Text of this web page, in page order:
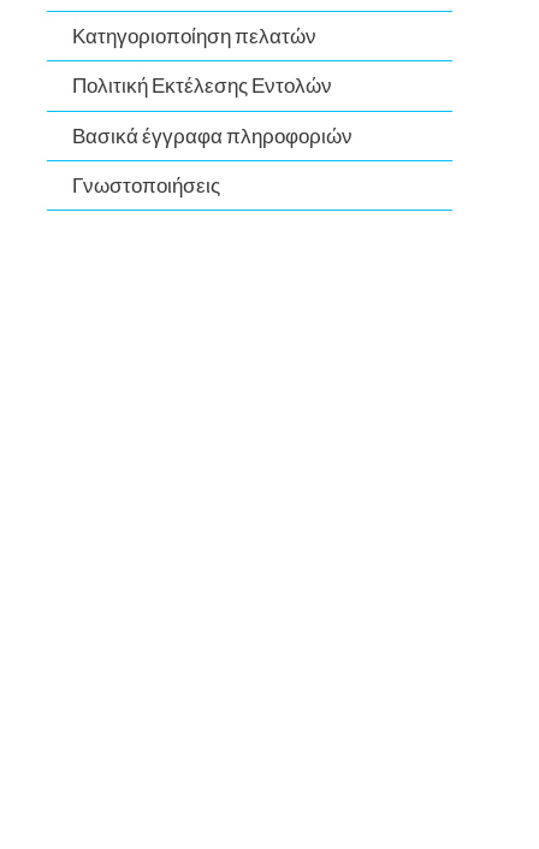
Κατηγοριοποίηση πελατών
Πολιτική Εκτέλεσης Εντολών
Βασικά έγγραφα πληροφοριών
Γνωστοποιήσεις